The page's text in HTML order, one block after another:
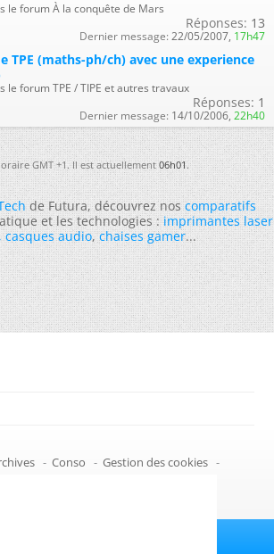
le forum À la conquête de Mars
Réponses: 13
Dernier message: 22/05/2007, 17h47
TPE (maths-ph/ch) avec une experience
le forum TPE / TIPE et autres travaux
Réponses: 1
Dernier message: 14/10/2006, 22h40
GMT +1. Il est actuellement06h01.
de Futura, découvrez noscomparatifs
et les technologies :imprimantes laser
casques audio,chaises gamer...
- Conso - Gestion des cookies -